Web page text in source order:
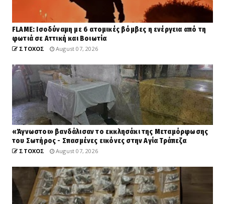
FLAME: Ισοδύναμη με 6 ατομικές βόμβες η ενέργεια από τη
φωτιά σε Αττική και Βοιωτία
ΣΤΟΧΟΣ August 07, 2026
«Άγνωστοι» βανδάλισαν το εκκλησάκι της Μεταμόρφωσης
του Σωτήρος - Σπασμένες εικόνες στην Αγία Τράπεζα
ΣΤΟΧΟΣ August 07, 2026